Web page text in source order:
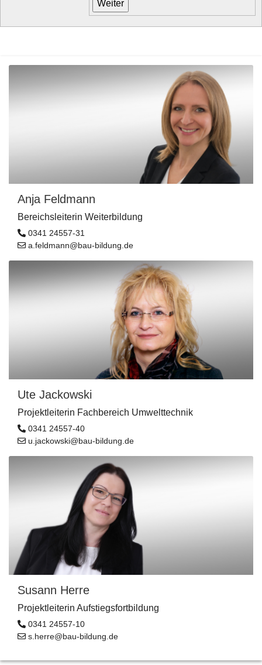
Anja Feldmann
Bereichsleiterin Weiterbildung
0341 24557-31
a.feldmann@bau-bildung.de
Ute Jackowski
Projektleiterin Fachbereich Umwelttechnik
0341 24557-40
u.jackowski@bau-bildung.de
Susann Herre
Projektleiterin Aufstiegsfortbildung
0341 24557-10
s.herre@bau-bildung.de